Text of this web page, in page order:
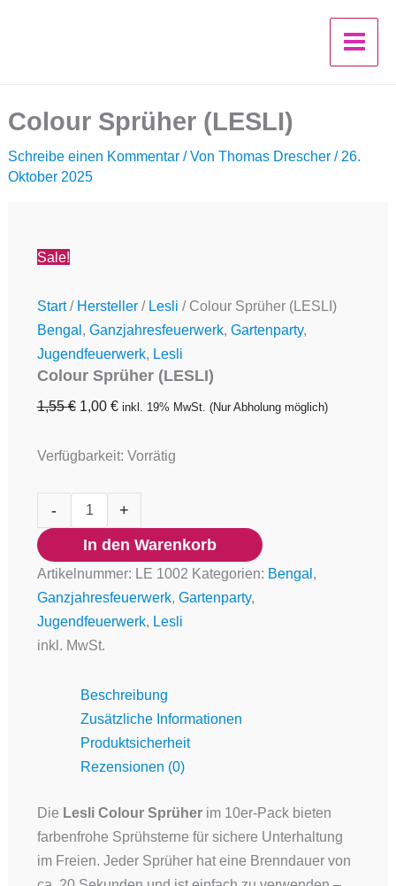
Colour Sprüher (LESLI)
Schreibe einen Kommentar / Von Thomas Drescher / 26.
Oktober 2025
Sale!
Start/ Hersteller/ Lesli / Colour Sprüher (LESLI)
Bengal, Ganzjahresfeuerwerk, Gartenparty,
Jugendfeuerwerk, Lesli
Colour Sprüher (LESLI)
1,55€ 1,00 € inkl. 19% MwSt. (Nur Abholung möglich)
Verfügbarkeit: Vorrätig
- +
In den Warenkorb
Artikelnummer: LE 1002 Kategorien: Bengal ,
Ganzjahresfeuerwerk, Gartenparty,
Jugendfeuerwerk, Lesli
inkl. MwSt.
Beschreibung
Zusätzliche Informationen
Produktsicherheit
Rezensionen (0)
Die Lesli Colour Sprüherim 10er-Pack bieten
farbenfrohe Sprühsterne für sichere Unterhaltung
im Freien. Jeder Sprüher hat eine Brenndauer von